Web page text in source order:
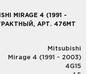
MIRAGE 4 (1991 -
АРТ. 476MT
Mitsubishi
Mirage 4 (1991 - 2003)
4G15